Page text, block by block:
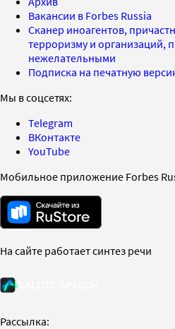
Вакансии в Forbes Russia
Сканер иноагентов,
терроризму и организаций,
нежелательными
Подписка на печатную
Мы в соцсетях:
Telegram
ВКонтакте
YouTube
Мобильное приложение Forbes
На сайте работает синтез речи
Рассылка: